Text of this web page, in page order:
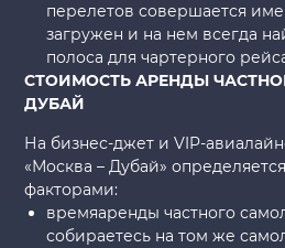
перелетов совершается
загружен и на нем всегда
полоса для чартерного
СТОИМОСТЬ АРЕНДЫ
ДУБАЙ
На бизнес-джет и VIP-
«Москва – Дубай»
факторами:
времяаренды частного
собираетесь на том же